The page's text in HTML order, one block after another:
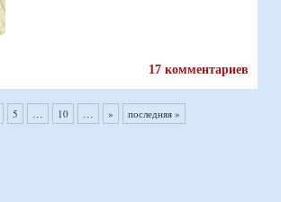
17 комментариев
5 ... 10 ... » последняя »